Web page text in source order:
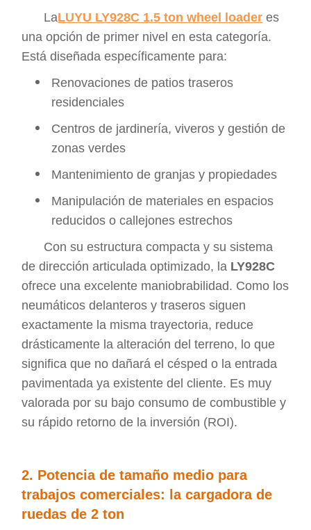
LaLUYU LY928C 1.5 ton wheel loader es
una opción de primer nivel en esta categoría.
Está diseñada específicamente para:
Renovaciones de patios traseros
residenciales
Centros de jardinería, viveros y gestión de
zonas verdes
Mantenimiento de granjas y propiedades
Manipulación de materiales en espacios
reducidos o callejones estrechos
Con su estructura compacta y su sistema
de dirección articulada optimizado, la LY928C
ofrece una excelente maniobrabilidad. Como los
neumáticos delanteros y traseros siguen
exactamente la misma trayectoria, reduce
drásticamente la alteración del terreno, lo que
significa que no dañará el césped o la entrada
pavimentada ya existente del cliente. Es muy
valorada por su bajo consumo de combustible y
su rápido retorno de la inversión (ROI).
2. Potencia de tamaño medio para
trabajos comerciales: la cargadora de
ruedas de 2 ton